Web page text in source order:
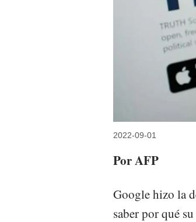
2022-09-01
Por AFP
Google hizo la
saber por qué